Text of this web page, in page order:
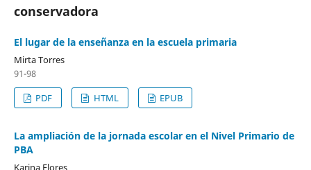
conservadora
El lugar de la enseñanza en la escuela primaria
Mirta Torres
91-98
PDF
HTML EPUB
La ampliación de la jornada escolar en el Nivel Primario de
PBA
Karina Flores